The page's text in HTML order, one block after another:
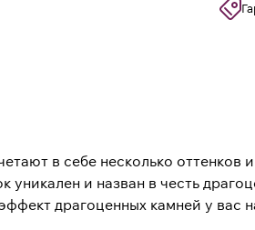
в себе несколько оттенков
и назван в честь
драгоценных камней у вас